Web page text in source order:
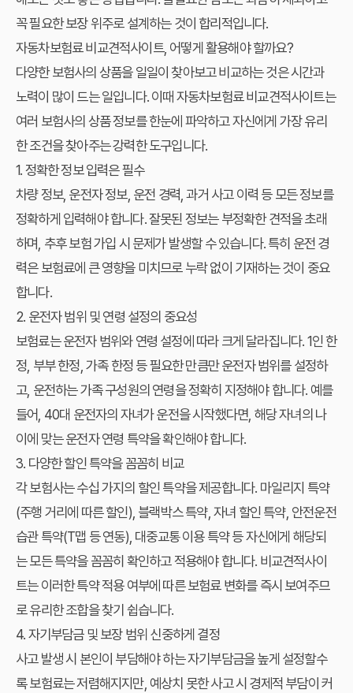
꼭 필요한 보장 위주로 설계하는 것이 합리적입니다.
자동차보험료 비교견적사이트, 어떻게 활용해야 할까요?
다양한 보험사의 상품을 일일이 찾아보고 비교하는 것은 시간과
노력이 많이 드는 일입니다. 이때 자동차보험료 비교견적사이트는
여러 보험사의 상품 정보를 한눈에 파악하고 자신에게 가장 유리
한 조건을 찾아주는 강력한 도구입니다.
1. 정확한 정보 입력은 필수
차량 정보, 운전자 정보, 운전 경력, 과거 사고 이력 등 모든 정보를
정확하게 입력해야 합니다. 잘못된 정보는 부정확한 견적을 초래
하며, 추후 보험 가입 시 문제가 발생할 수 있습니다. 특히 운전 경
력은 보험료에 큰 영향을 미치므로 누락 없이 기재하는 것이 중요
합니다.
2. 운전자 범위 및 연령 설정의 중요성
보험료는 운전자 범위와 연령 설정에 따라 크게 달라집니다. 1인 한
정, 부부 한정, 가족 한정 등 필요한 만큼만 운전자 범위를 설정하
고, 운전하는 가족 구성원의 연령을 정확히 지정해야 합니다. 예를
들어, 40대 운전자의 자녀가 운전을 시작했다면, 해당 자녀의 나
이에 맞는 운전자 연령 특약을 확인해야 합니다.
3. 다양한 할인 특약을 꼼꼼히 비교
각 보험사는 수십 가지의 할인 특약을 제공합니다. 마일리지 특약
(주행 거리에 따른 할인), 블랙박스 특약, 자녀 할인 특약, 안전운전
습관 특약(T맵 등 연동), 대중교통 이용 특약 등 자신에게 해당되
는 모든 특약을 꼼꼼히 확인하고 적용해야 합니다. 비교견적사이
트는 이러한 특약 적용 여부에 따른 보험료 변화를 즉시 보여주므
로 유리한 조합을 찾기 쉽습니다.
4. 자기부담금 및 보장 범위 신중하게 결정
사고 발생 시 본인이 부담해야 하는 자기부담금을 높게 설정할수
록 보험료는 저렴해지지만, 예상치 못한 사고 시 경제적 부담이 커